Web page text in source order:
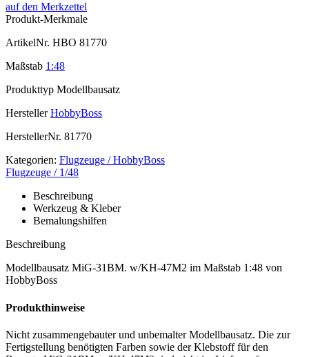
auf den Merkzettel
Produkt-Merkmale
ArtikelNr. HBO 81770
Maßstab 1:48
Produkttyp Modellbausatz
Hersteller HobbyBoss
HerstellerNr. 81770
Kategorien: Flugzeuge / HobbyBoss
Flugzeuge / 1/48
Beschreibung
Werkzeug & Kleber
Bemalungshilfen
Beschreibung
Modellbausatz MiG-31BM. w/KH-47M2 im Maßstab 1:48 von
HobbyBoss
Produkthinweise
Nicht zusammengebauter und unbemalter Modellbausatz. Die zur
Fertigstellung benötigten Farben sowie der Klebstoff für den